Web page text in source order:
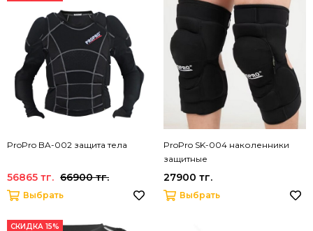
ProPro BA-002 защита тела
56865 тг. 66900 тг.
Выбрать
ProPro SK-004 наколенники
защитные
27900 тг.
Выбрать
СКИДКА 15%